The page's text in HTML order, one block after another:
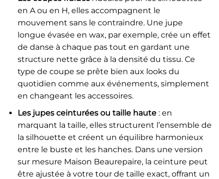
en A ou en H, elles accompagnent le
mouvement sans le contraindre. Une jupe
longue évasée en wax, par exemple, crée un effet
de danse à chaque pas tout en gardant une
structure nette grâce à la densité du tissu. Ce
type de coupe se prête bien aux looks du
quotidien comme aux événements, simplement
en changeant les accessoires.
Les jupes ceinturées ou taille haute: en
marquant la taille, elles structurent l’ensemble de
la silhouette et créent un équilibre harmonieux
entre le buste et les hanches. Dans une version
sur mesure Maison Beaurepaire, la ceinture peut
être ajustée à votre tour de taille exact, offrant un